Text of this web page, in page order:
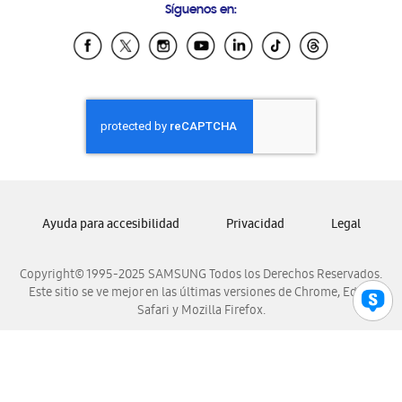
Samsung Ecuador
Samsung El Salvador
Samsung Honduras
Samsung Nicaragua
Samsung Panamá
Samsung Venezuela
Síguenos en:
Copyright© 1995-2025 SAMSUNG Todos los Derechos Reservados.
Este sitio se ve mejor en las últimas versiones de Chrome, Edge,
Safari y Mozilla Firefox.
Ayuda para accesibilidad Privacidad Legal